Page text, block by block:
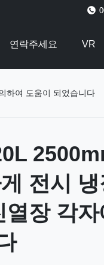
연락주세요 VR
하여 도움이 되었습니다
전시
장 각